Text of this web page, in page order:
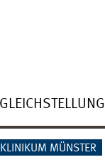
GLEICHSTELLUNG
MÜNSTER